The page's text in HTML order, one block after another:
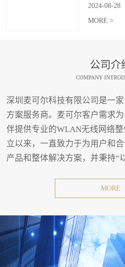
2024-08-28
MORE >
公司介
COMPANY
深圳麦可尔科技有限公司是一
方案服务商。麦可尔客户需求
伴提供专业的WLAN无线网络
立以来，一直致力于为用户和
产品和整体解决方案，并秉持“
MORE